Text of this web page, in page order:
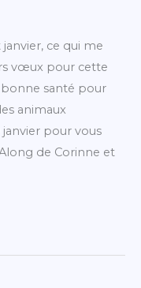
ce qui me
vœux pour cette
bonne santé pour
animaux
janvier pour vous
de Corinne et